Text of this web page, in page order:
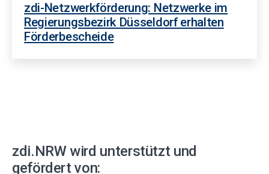
zdi-Netzwerkförderung: Netzwerke im
Regierungsbezirk Düsseldorf erhalten
Förderbescheide
zdi.NRW wird unterstützt und
gefördert von: